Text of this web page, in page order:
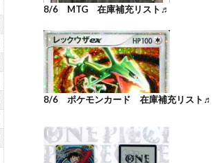
8/6 MTG 在庫補充リスト♬
8/6 ポケモンカード 在庫補充リスト♬